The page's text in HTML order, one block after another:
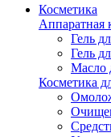
Косметика
Аппаратная
Гель
Гель
Масло
Косметика